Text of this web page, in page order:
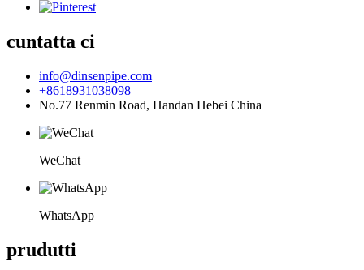
cuntatta ci
info@dinsenpipe.com
+8618931038098
No.77 Renmin Road, Handan Hebei China
WeChat
WhatsApp
prudutti